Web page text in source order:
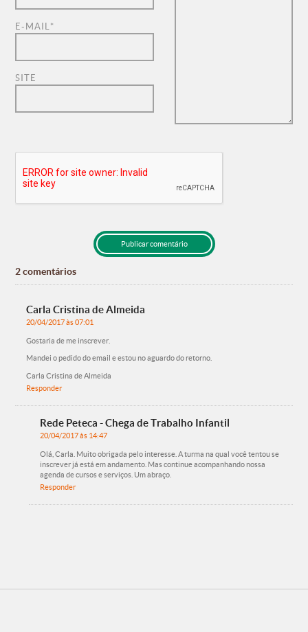
E-MAIL *
SITE
2 comentários
Carla Cristina de Almeida
20/04/2017 às 07:01
Gostaria de me inscrever.
Mandei o pedido do email e estou no aguardo do retorno.
Carla Cristina de Almeida
Responder
Rede Peteca - Chega de Trabalho Infantil
20/04/2017 às 14:47
Olá, Carla. Muito obrigada pelo interesse. A turma na qual você tentou se
inscrever já está em andamento. Mas continue acompanhando nossa
agenda de cursos e serviços. Um abraço.
Responder